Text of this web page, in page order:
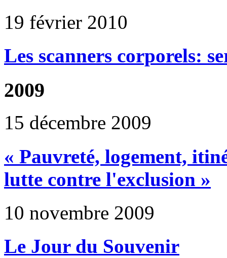
19 février 2010
Les scanners corporels:
2009
15 décembre 2009
« Pauvreté, logement,
lutte contre l'exclusion »
10 novembre 2009
Le Jour du Souvenir